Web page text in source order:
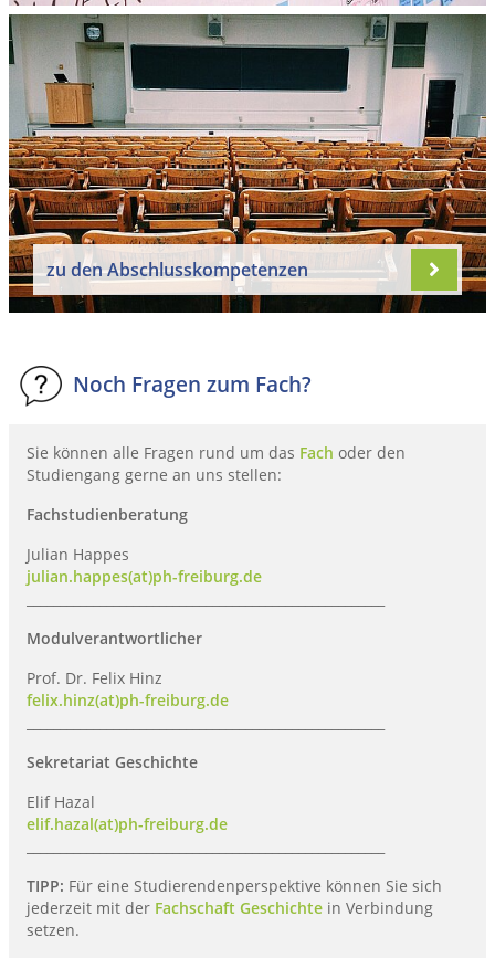
zu den Abschlusskompetenzen
Noch Fragen zum Fach?
Sie können alle Fragen rund um das Fach oder den
Studiengang gerne an uns stellen:
Fachstudienberatung
Julian Happes
julian.happes(at)ph-freiburg.de
Modulverantwortlicher
Prof. Dr. Felix Hinz
felix.hinz(at)ph-freiburg.de
Sekretariat Geschichte
Elif Hazal
elif.hazal(at)ph-freiburg.de
TIPP: Für eine Studierendenperspektive können Sie sich
jederzeit mit der Fachschaft Geschichte in Verbindung
setzen.